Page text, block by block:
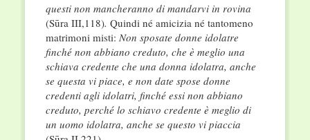
questi non mancheranno di mandarvi in rovina
(Sūra III,118). Quindi né amicizia né tantomeno
matrimoni misti: Non sposate donne idolatre
finché non abbiano creduto, che è meglio una
schiava credente che una donna idolatra, anche
se questa vi piace, e non date spose donne
credenti agli idolatri, finché essi non abbiano
creduto, perché lo schiavo credente è meglio di
un uomo idolatra, anche se questo vi piaccia